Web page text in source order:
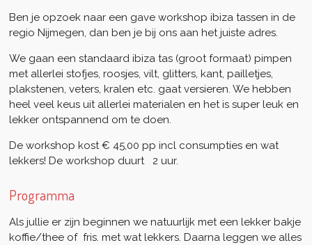
Ben je opzoek naar een gave workshop ibiza tassen in de
regio Nijmegen, dan ben je bij ons aan het juiste adres.
We gaan een standaard ibiza tas (groot formaat) pimpen
met allerlei stofjes, roosjes, vilt, glitters, kant, pailletjes,
plakstenen, veters, kralen etc. gaat versieren. We hebben
heel veel keus uit allerlei materialen en het is super leuk en
lekker ontspannend om te doen.
De workshop kost € 45,00 pp incl consumpties en wat
lekkers! De workshop duurt 2 uur.
Programma
Als jullie er zijn beginnen we natuurlijk met een lekker bakje
koffie/thee of fris. met wat lekkers. Daarna leggen we alles